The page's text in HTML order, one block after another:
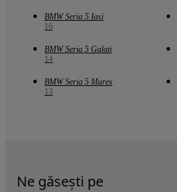
BMW Seria 5 Iasi
16
BMW Seria 5 Galati
14
BMW Seria 5 Mures
13
Ne găsești pe